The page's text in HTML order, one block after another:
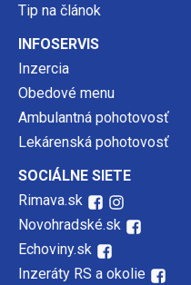
Tip na článok
INFOSERVIS
Inzercia
Obedové menu
Ambulantná pohotovosť
Lekárenská pohotovosť
SOCIÁLNE SIETE
Rimava.sk
Novohradské.sk
Echoviny.sk
Inzeráty RS a okolie